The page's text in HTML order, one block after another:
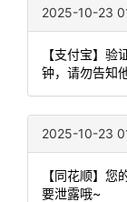
2025-10-23
【支付宝】
钟，请勿告知
2025-10-23
【同花顺】
要泄露哦~